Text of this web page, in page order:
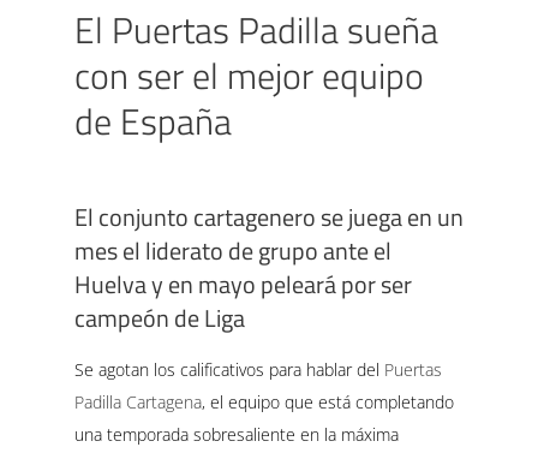
El Puertas Padilla sueña
con ser el mejor equipo
de España
El conjunto cartagenero se juega en un
mes el liderato de grupo ante el
Huelva y en mayo peleará por ser
campeón de Liga
Se agotan los calificativos para hablar del Puertas
Padilla Cartagena, el equipo que está completando
una temporada sobresaliente en la máxima